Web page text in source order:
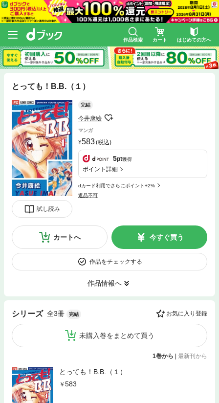
作品検索 カート はじめての方へ
とっても！B.B.（１）
試し読み
完結
今井康絵
マンガ
583(税込)
5pt獲得
ポイント詳細
dカード利用でさらにポイント+2%
返品不可
カートへ 今すぐ買う
作品をチェックする
作品情報へ
シリーズ 全3冊 完結 お気に入り登録
未購入巻をまとめて買う
1巻から 最新刊から
とっても！B.B.（１）
583